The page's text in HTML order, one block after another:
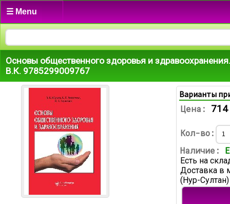
☰ Menu
Основы общественного здоровья и
В.К. 9785299009767
Варианты
Цена:
Кол-во:
Наличие:
Есть на
Доставка в
(Нур-